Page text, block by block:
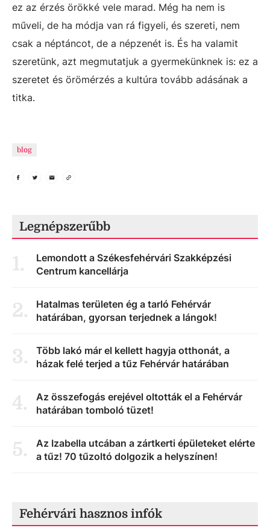
ez az érzés örökké vele marad. Még ha nem is
műveli, de ha módja van rá figyeli, és szereti, nem
csak a néptáncot, de a népzenét is. És ha valamit
szeretünk, azt megmutatjuk a gyermekünknek is: ez a
szeretet és örömérzés a kultúra tovább adásának a
titka.
blog
Legnépszerűbb
1.
Lemondott a Székesfehérvári Szakképzési
Centrum kancellárja
2.
Hatalmas területen ég a tarló Fehérvár
határában, gyorsan terjednek a lángok!
3.
Több lakó már el kellett hagyja otthonát, a
házak felé terjed a tűz Fehérvár határában
4.
Az összefogás erejével oltották el a Fehérvár
határában tomboló tüzet!
5.
Az Izabella utcában a zártkerti épületeket elérte
a tűz! 70 tűzoltó dolgozik a helyszínen!
Fehérvári hasznos infók